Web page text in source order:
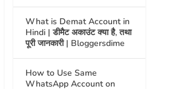
What is Demat Account in
Hindi | डीमैट अकाउंट क्या है, तथा
पूरी जानकारी | Bloggersdime
How to Use Same
WhatsApp Account on